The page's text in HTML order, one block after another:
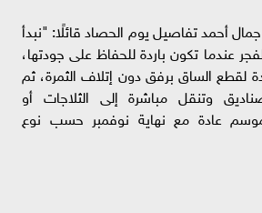
أحمد تفاصيل يوم الحصاد قائلًا: "نبدأ
عندما تكون باردة للحفاظ على جودتها،
الساق برفق دون إتلاف الثمرة، ثم
وتنقل مباشرة إلى الثلاجات أو
عادة مع نهاية نوفمبر حسب نوع